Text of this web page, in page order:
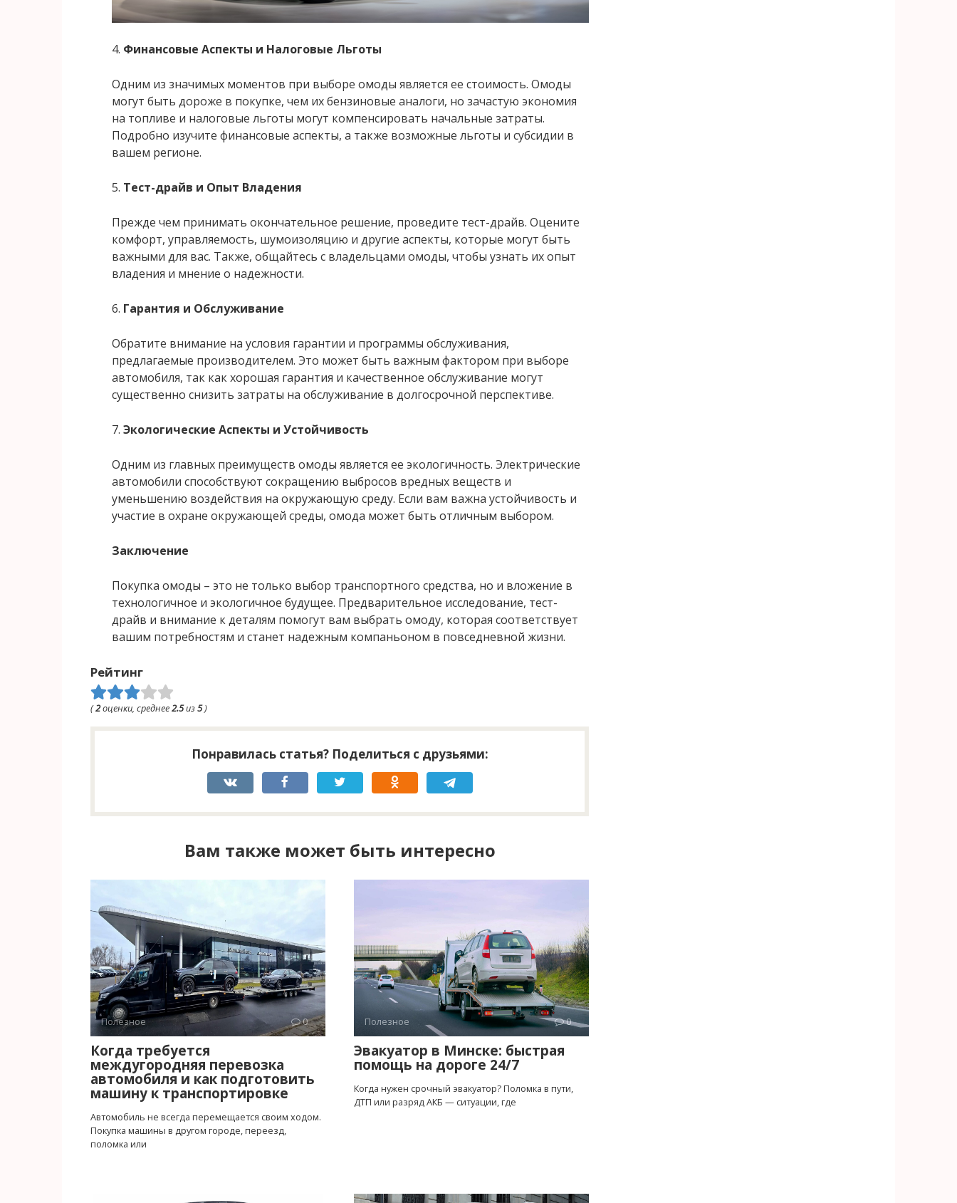
4. Финансовые Аспекты и Налоговые Льготы
Одним из значимых моментов при выборе омоды является ее стоимость. Омоды
могут быть дороже в покупке, чем их бензиновые аналоги, но зачастую экономия
на топливе и налоговые льготы могут компенсировать начальные затраты.
Подробно изучите финансовые аспекты, а также возможные льготы и субсидии в
вашем регионе.
5. Тест-драйв и Опыт Владения
Прежде чем принимать окончательное решение, проведите тест-драйв. Оцените
комфорт, управляемость, шумоизоляцию и другие аспекты, которые могут быть
важными для вас. Также, общайтесь с владельцами омоды, чтобы узнать их опыт
владения и мнение о надежности.
6. Гарантия и Обслуживание
Обратите внимание на условия гарантии и программы обслуживания,
предлагаемые производителем. Это может быть важным фактором при выборе
автомобиля, так как хорошая гарантия и качественное обслуживание могут
существенно снизить затраты на обслуживание в долгосрочной перспективе.
7. Экологические Аспекты и Устойчивость
Одним из главных преимуществ омоды является ее экологичность. Электрические
автомобили способствуют сокращению выбросов вредных веществ и
уменьшению воздействия на окружающую среду. Если вам важна устойчивость и
участие в охране окружающей среды, омода может быть отличным выбором.
Заключение
Покупка омоды – это не только выбор транспортного средства, но и вложение в
технологичное и экологичное будущее. Предварительное исследование, тест-
драйв и внимание к деталям помогут вам выбрать омоду, которая соответствует
вашим потребностям и станет надежным компаньоном в повседневной жизни.
Рейтинг
(2оценки, среднее2.5из5)
Понравилась статья? Поделиться с друзьями:
Вам также может быть интересно
Полезное 0
Когда требуется
междугородняя перевозка
автомобиля и как подготовить
машину к транспортировке
Автомобиль не всегда перемещается своим ходом.
Покупка машины в другом городе, переезд,
поломка или
Полезное 0
Эвакуатор в Минске: быстрая
помощь на дороге 24/7
Когда нужен срочный эвакуатор? Поломка в пути,
ДТП или разряд АКБ — ситуации, где